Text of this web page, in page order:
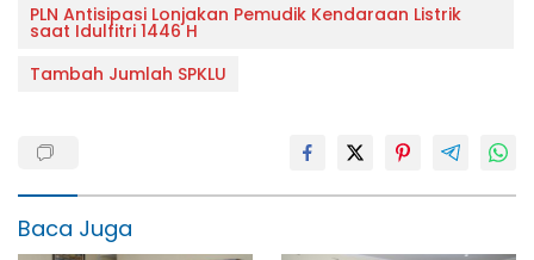
PLN Antisipasi Lonjakan Pemudik Kendaraan Listrik
saat Idulfitri 1446 H
Tambah Jumlah SPKLU
Baca Juga